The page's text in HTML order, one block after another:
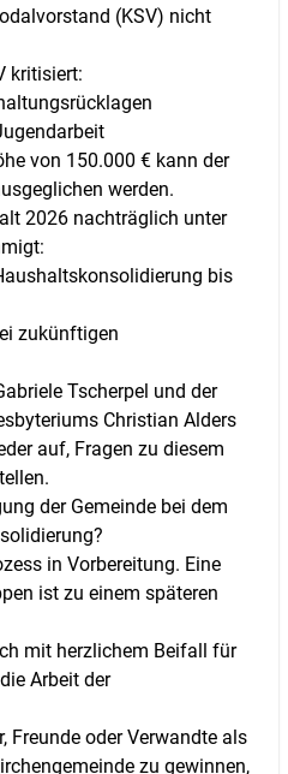
(KSV) nicht
kritisiert:
von 150.000 € kann der
werden.
2026 nachträglich unter
bis
zukünftigen
Tscherpel und der
Christian Alders
auf, Fragen zu diesem
der Gemeinde bei dem
in Vorbereitung. Eine
ist zu einem späteren
mit herzlichem Beifall für
Arbeit der
Freunde oder Verwandte als
zu gewinnen,